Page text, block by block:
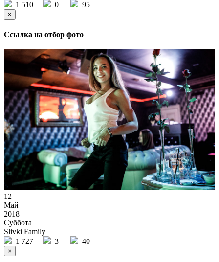
1 510
0 95
×
Ссылка на отбор фото
12
Май
2018
Суббота
Slivki Family
1 727
3 40
×